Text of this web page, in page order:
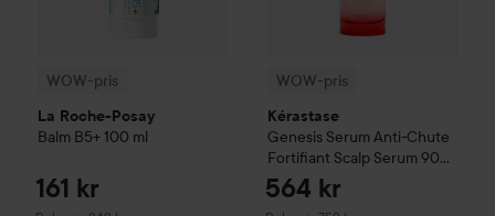
WOW-pris
La Roche-Posay
Balm B5+ 100 ml
161 kr
WOW-pris
Kérastase
Genesis Serum Anti-Chute
Fortifiant Scalp Serum90
ml
564 kr